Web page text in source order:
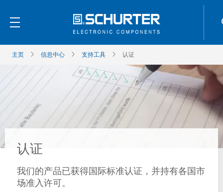
主页 信息中心 支持工具 认证
认证
我们的产品已获得国际标准认证，并持有各国市
场准入许可。